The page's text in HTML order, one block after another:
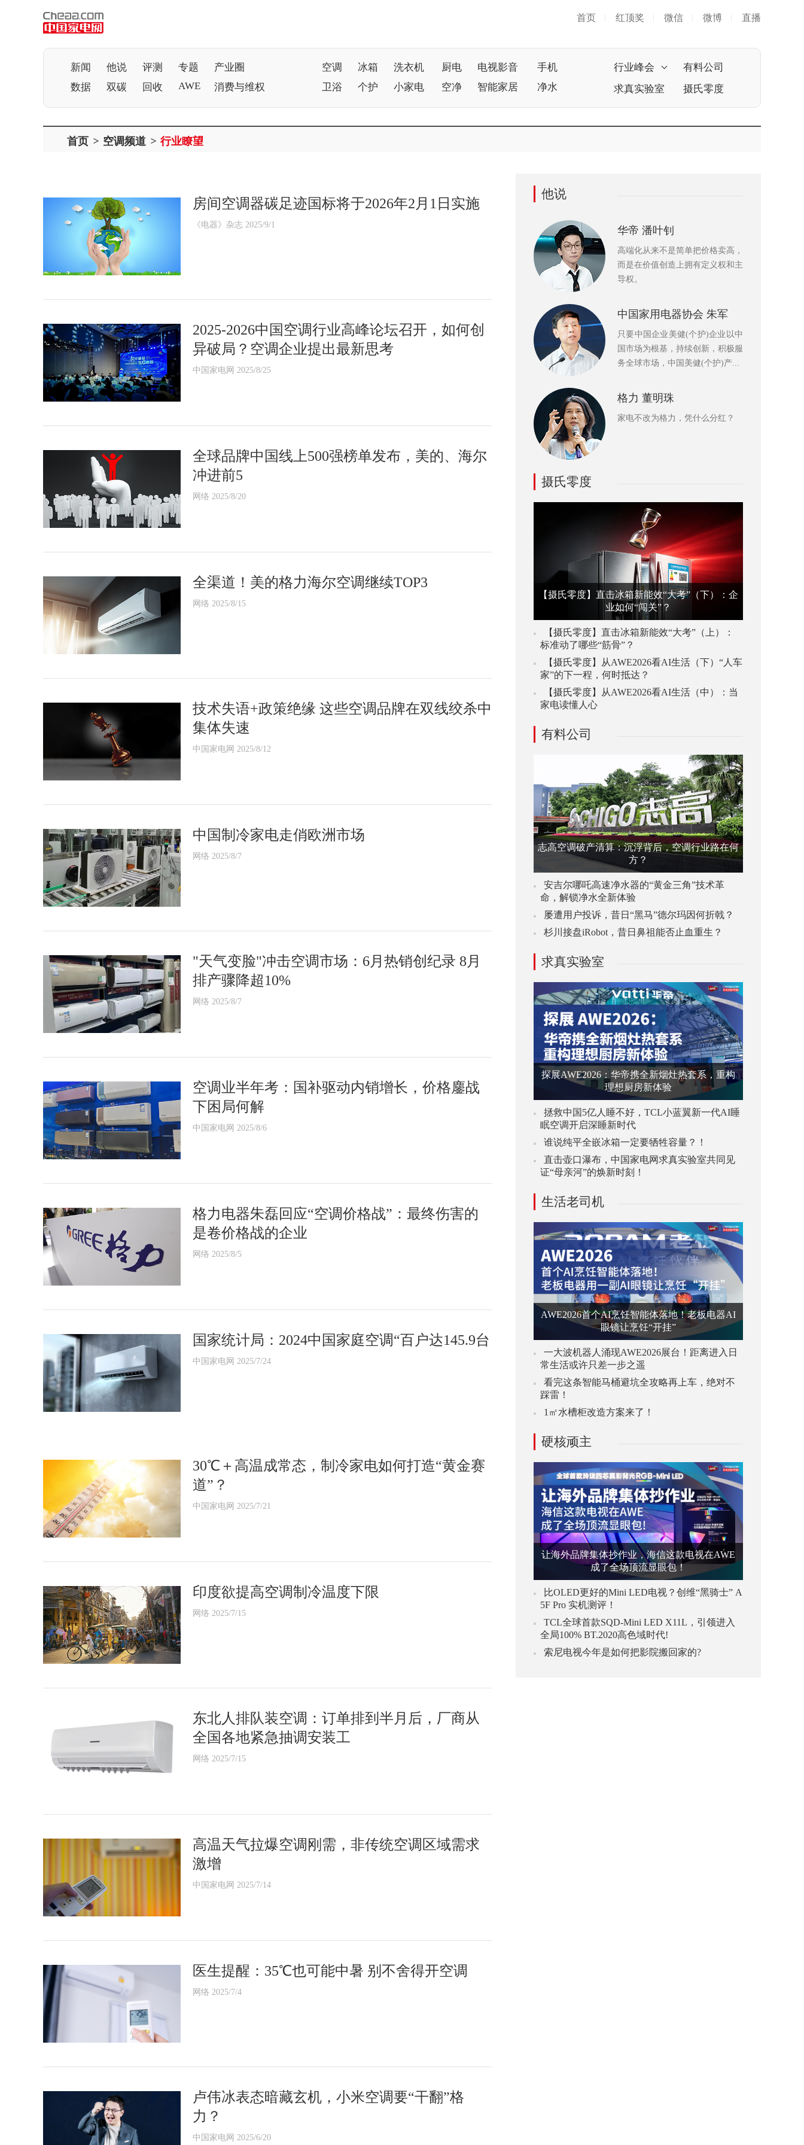
首页 红顶奖 微信 微博 直播
新闻 他说 评测 专题
产业圈
数据
双碳 回收 AWE 消费与维权
空调 冰箱 洗衣机 厨电 电视影音
手机
卫浴
个护 小家电 空净 智能家居 净水
行业峰会
有料公司
求真实验室
摄氏零度
首页 > 空调频道 > 行业瞭望
房间空调器碳足迹国标将于2026年2月1日实施
《电器》杂志 2025/9/1
2025-2026中国空调行业高峰论坛召开，如何创
异破局？空调企业提出最新思考
中国家电网 2025/8/25
全球品牌中国线上500强榜单发布，美的、海尔
冲进前5
网络 2025/8/20
全渠道！美的格力海尔空调继续TOP3
网络 2025/8/15
技术失语+政策绝缘 这些空调品牌在双线绞杀中
集体失速
中国家电网 2025/8/12
中国制冷家电走俏欧洲市场
网络 2025/8/7
"天气变脸"冲击空调市场：6月热销创纪录 8月
排产骤降超10%
网络 2025/8/7
空调业半年考：国补驱动内销增长，价格鏖战
下困局何解
中国家电网 2025/8/6
格力电器朱磊回应“空调价格战”：最终伤害的
是卷价格战的企业
网络 2025/8/5
国家统计局：2024中国家庭空调“百户达145.9台
中国家电网 2025/7/24
30℃＋高温成常态，制冷家电如何打造“黄金赛
道”？
中国家电网 2025/7/21
印度欲提高空调制冷温度下限
网络 2025/7/15
东北人排队装空调：订单排到半月后，厂商从
全国各地紧急抽调安装工
网络 2025/7/15
高温天气拉爆空调刚需，非传统空调区域需求
激增
中国家电网 2025/7/14
医生提醒：35℃也可能中暑 别不舍得开空调
网络 2025/7/4
卢伟冰表态暗藏玄机，小米空调要“干翻”格
力？
中国家电网 2025/6/20
他说
华帝 潘叶钊
高端化从来不是简单把价格卖高，
而是在价值创造上拥有定义权和主
导权。
中国家用电器协会 朱军
只要中国企业美健(个护)企业以中
国市场为根基，持续创新，积极服
务全球市场，中国美健(个护)产...
格力 董明珠
家电不改为格力，凭什么分红？
摄氏零度
【摄氏零度】直击冰箱新能效“大考”（下）：企
业如何“闯关”？
【摄氏零度】直击冰箱新能效“大考”（上）：
标准动了哪些“筋骨”？
【摄氏零度】从AWE2026看AI生活（下）“人车
家”的下一程，何时抵达？
【摄氏零度】从AWE2026看AI生活（中）：当
家电读懂人心
有料公司
志高空调破产清算：沉浮背后，空调行业路在何
方？
安吉尔哪吒高速净水器的“黄金三角”技术革
命，解锁净水全新体验
屡遭用户投诉，昔日“黑马”德尔玛因何折戟？
杉川接盘iRobot，昔日鼻祖能否止血重生？
求真实验室
探展AWE2026：华帝携全新烟灶热套系，重构
理想厨房新体验
拯救中国5亿人睡不好，TCL小蓝翼新一代AI睡
眠空调开启深睡新时代
谁说纯平全嵌冰箱一定要牺牲容量？！
直击壶口瀑布，中国家电网求真实验室共同见
证“母亲河”的焕新时刻！
生活老司机
AWE2026首个AI烹饪智能体落地！老板电器AI
眼镜让烹饪“开挂”
一大波机器人涌现AWE2026展台！距离进入日
常生活或许只差一步之遥
看完这条智能马桶避坑全攻略再上车，绝对不
踩雷！
1㎡水槽柜改造方案来了！
硬核顽主
让海外品牌集体抄作业，海信这款电视在AWE
成了全场顶流显眼包！
比OLED更好的Mini LED电视？创维“黑骑士” A
5F Pro 实机测评！
TCL全球首款SQD-Mini LED X11L，引领进入
全局100% BT.2020高色域时代!
索尼电视今年是如何把影院搬回家的?